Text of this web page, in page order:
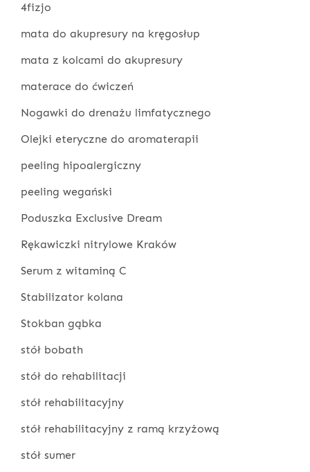
4fizjo
mata do akupresury na kręgosłup
mata z kolcami do akupresury
materace do ćwiczeń
Nogawki do drenażu limfatycznego
Olejki eteryczne do aromaterapii
peeling hipoalergiczny
peeling wegański
Poduszka Exclusive Dream
Rękawiczki nitrylowe Kraków
Serum z witaminą C
Stabilizator kolana
Stokban gąbka
stół bobath
stół do rehabilitacji
stół rehabilitacyjny
stół rehabilitacyjny z ramą krzyżową
stół sumer